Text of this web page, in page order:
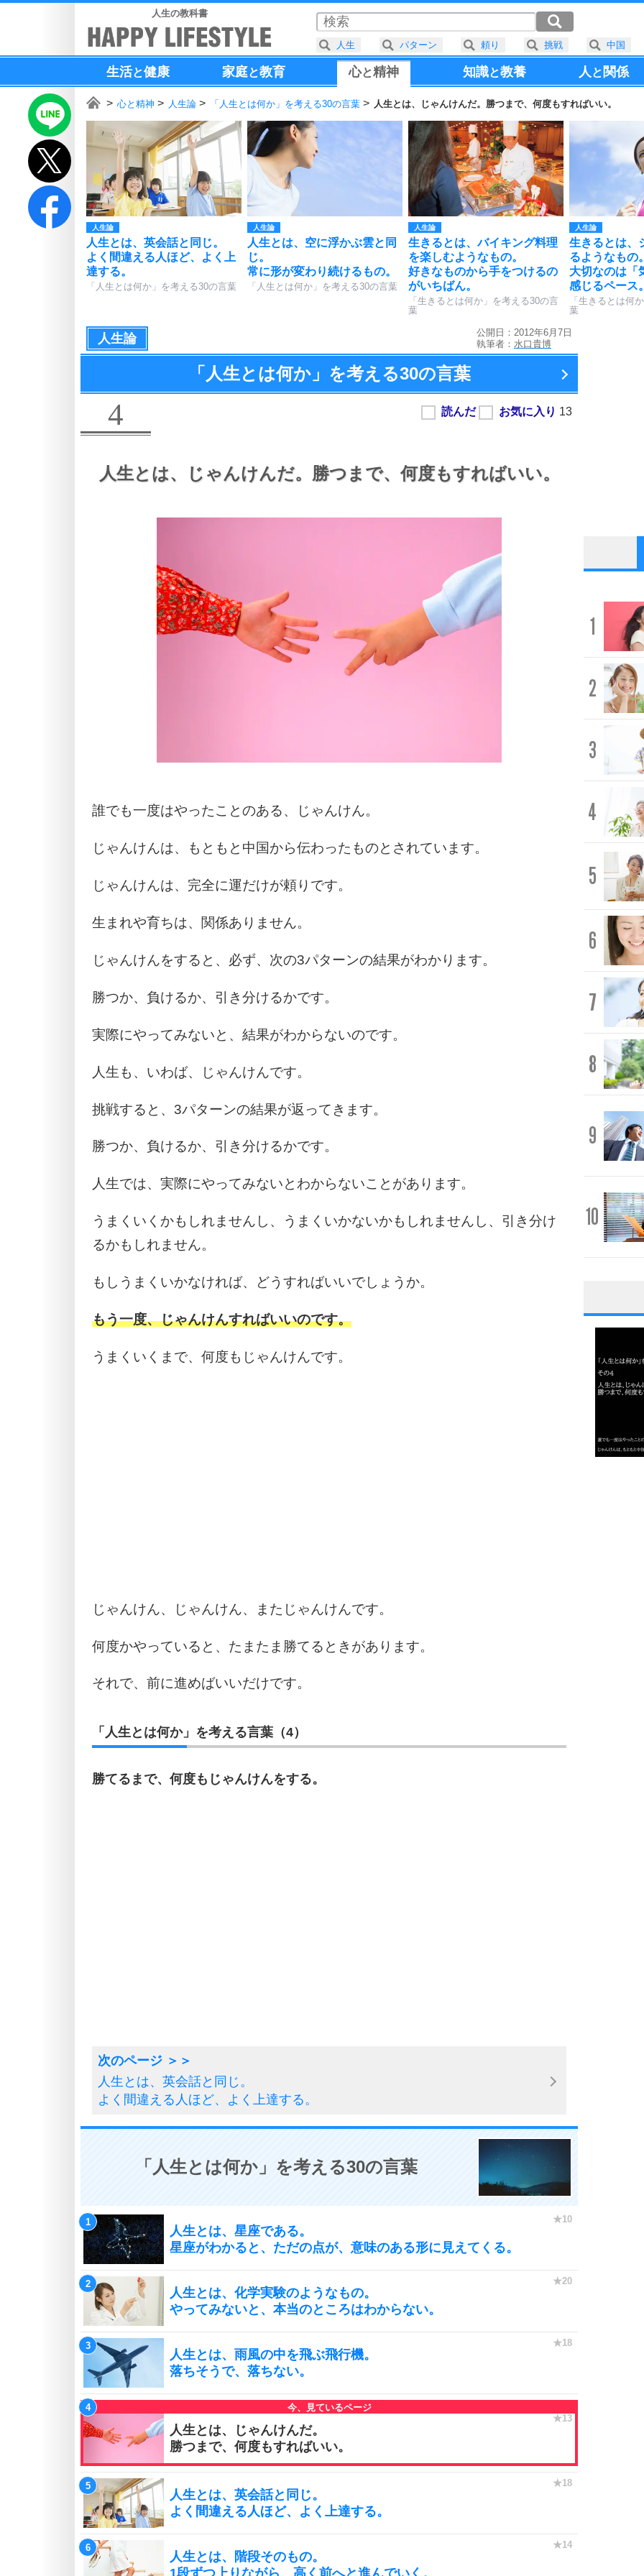
人生の教科書
生活と健康 家庭と教育 心と精神 知識と教養 人と 関係
心と精神 人生論 「人生とは何か」を考える30の言葉 人生とは、じゃんけんだ。勝つまで、何度もすればいい。
人生論
人生とは、英会話と同じ。
よく間違える人ほど、よく上
達する。
「人生とは何か」を考える30の言葉
人生論
人生とは、空に浮かぶ雲と同
じ。
常に形が変わり続けるもの。
「人生とは何か」を考える30の言葉
人生論
生きるとは、バイキング料理
を楽しむようなもの。
好きなものから手をつけるの
がいちばん。
「生きるとは何か」を考える30の言
葉
人生論
生きるとは、
るようなもの。
大切なのは「
感じるペース。
「生きるとは何
葉
人生論
公開日：2012年6月7日
執筆者： 水口貴博
「人生とは何か」を考える30の言葉
4
人生とは、 じゃんけんだ。 勝つまで、何度もすればいい。
誰でも一度はやったことのある、じゃんけん。
じゃんけんは、もともと中国から伝わったものとされています。
じゃんけんは、完全に運だけが頼りです。
生まれや育ちは、関係ありません。
じゃんけんをすると、必ず、次の3パターンの結果がわかります。
勝つか、負けるか、引き分けるかです。
実際にやってみないと、結果がわからないのです。
人生も、いわば、じゃんけんです。
挑戦すると、3パターンの結果が返ってきます。
勝つか、負けるか、引き分けるかです。
人生では、実際にやってみないとわからないことがあります。
うまくいくかもしれませんし、うまくいかないかもしれませんし、引き分け
るかもしれません。
もしうまくいかなければ、どうすればいいでしょうか。
もう一度、じゃんけんすればいいのです。
うまくいくまで、何度もじゃんけんです。
じゃんけん、じゃんけん、またじゃんけんです。
何度かやっていると、たまたま勝てるときがあります。
それで、前に進めばいいだけです。
「人生とは何か」を考える言葉（4）
勝てるまで、何度もじゃんけんをする。
人生とは、英会話と同じ。
よく間違える人ほど、よく上達する。
「人生とは何か」を考える30の言葉
人生とは、星座である。
星座がわかると、ただの点が、意味のある形に見えてくる。
人生とは、化学実験のようなもの。
やってみないと、本当のところはわからない。
人生とは、雨風の中を飛ぶ飛行機。
落ちそうで、落ちない。
人生とは、じゃんけんだ。
勝つまで、何度もすればいい。
人生とは、英会話と同じ。
よく間違える人ほど、よく上達する。
人生とは、階段そのもの。
1段ずつ上りながら、高く前へと進んでいく。
1
2
3
4
5
6
7
8
9
10
1
3
人生 パターン 頼り 挑戦 中国